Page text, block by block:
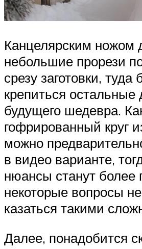
Канцелярским ножом
небольшие прорези
срезу заготовки, туда
крепиться остальные
будущего шедевра.
гофрированный круг
можно
в видео варианте,
нюансы станут более
некоторые вопросы
казаться такими
Далее, понадобится